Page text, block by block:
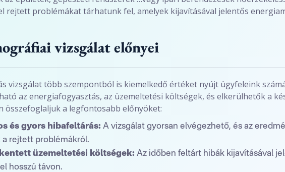
rejtett problémákat tárhatunk fel, amelyek kijavításával jelentős
vizsgálat előnyei
vizsgálat több szempontból is kiemelkedő értéket nyújt ügyfeleink
az energiafogyasztás, az üzemeltetési költségek, és elkerülhetők a
összefoglaljuk a legfontosabb előnyöket:
és gyors hibafeltárás: A vizsgálat gyorsan elvégezhető, és az
a rejtett problémákról.
üzemeltetési költségek: Az időben feltárt hibák kijavításával
hosszú távon.